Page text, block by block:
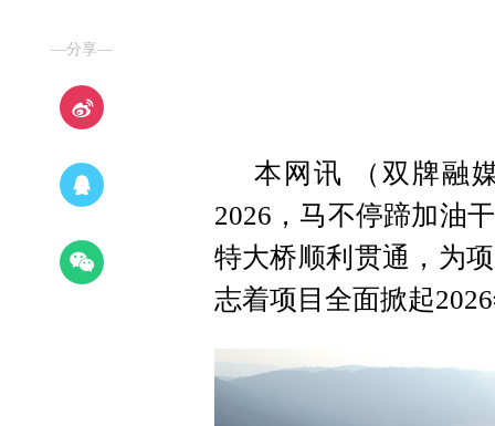
—分享—
本网讯 （双牌融
2026，马不停蹄加油
特大桥顺利贯通，为
志着项目全面掀起